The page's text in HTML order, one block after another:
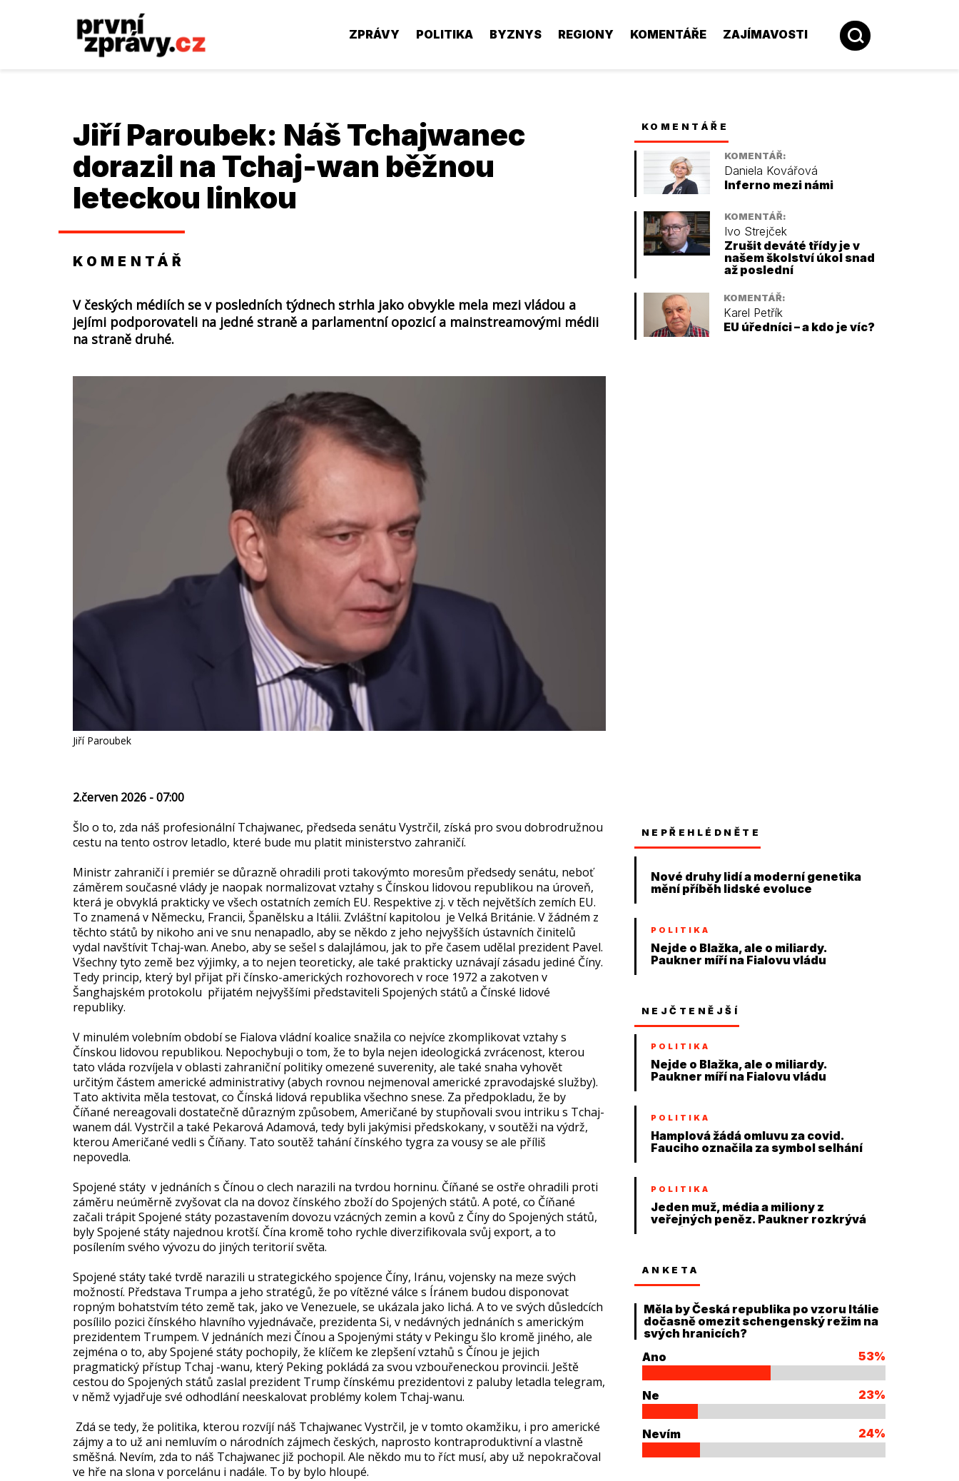
ZPRÁVY POLITIKA BYZNYS REGIONY KOMENTÁŘE ZAJÍMAVOSTI
Jiří Paroubek: Náš Tchajwanec
dorazil na Tchaj-wan běžnou
leteckou linkou
KOMENTÁŘ
V českých médiích se v posledních týdnech strhla jako obvykle mela mezi vládou a
jejími podporovateli na jedné straně a parlamentní opozicí a mainstreamovými médii
na straně druhé.
Jiří Paroubek
2.červen 2026 - 07:00
Šlo o to, zda náš profesionální Tchajwanec, předseda senátu Vystrčil, získá pro svou dobrodružnou
cestu na tento ostrov letadlo, které bude mu platit ministerstvo zahraničí.
Ministr zahraničí i premiér se důrazně ohradili proti takovýmto moresům předsedy senátu, neboť
záměrem současné vlády je naopak normalizovat vztahy s Čínskou lidovou republikou na úroveň,
která je obvyklá prakticky ve všech ostatních zemích EU. Respektive zj. v těch největších zemích EU.
To znamená v Německu, Francii, Španělsku a Itálii. Zvláštní kapitolou je Velká Británie. V žádném z
těchto států by nikoho ani ve snu nenapadlo, aby se někdo z jeho nejvyšších ústavních činitelů
vydal navštívit Tchaj-wan. Anebo, aby se sešel s dalajlámou, jak to pře časem udělal prezident Pavel.
Všechny tyto země bez výjimky, a to nejen teoreticky, ale také prakticky uznávají zásadu jediné Číny.
Tedy princip, který byl přijat při čínsko-amerických rozhovorech v roce 1972 a zakotven v
Šanghajském protokolu přijatém nejvyššími představiteli Spojených států a Čínské lidové
republiky.
V minulém volebním období se Fialova vládní koalice snažila co nejvíce zkomplikovat vztahy s
Čínskou lidovou republikou. Nepochybuji o tom, že to byla nejen ideologická zvrácenost, kterou
tato vláda rozvíjela v oblasti zahraniční politiky omezené suverenity, ale také snaha vyhovět
určitým částem americké administrativy (abych rovnou nejmenoval americké zpravodajské služby).
Tato aktivita měla testovat, co Čínská lidová republika všechno snese. Za předpokladu, že by
Číňané nereagovali dostatečně důrazným způsobem, Američané by stupňovali svou intriku s Tchaj-
wanem dál. Vystrčil a také Pekarová Adamová, tedy byli jakýmisi předskokany, v soutěži na výdrž,
kterou Američané vedli s Číňany. Tato soutěž tahání čínského tygra za vousy se ale příliš
nepovedla.
Spojené státy v jednáních s Čínou o clech narazili na tvrdou horninu. Číňané se ostře ohradili proti
záměru neúměrně zvyšovat cla na dovoz čínského zboží do Spojených států. A poté, co Číňané
začali trápit Spojené státy pozastavením dovozu vzácných zemin a kovů z Číny do Spojených států,
byly Spojené státy najednou krotší. Čína kromě toho rychle diverzifikovala svůj export, a to
posílením svého vývozu do jiných teritorií světa.
Spojené státy také tvrdě narazili u strategického spojence Číny, Iránu, vojensky na meze svých
možností. Představa Trumpa a jeho stratégů, že po vítězné válce s Íránem budou disponovat
ropným bohatstvím této země tak, jako ve Venezuele, se ukázala jako lichá. A to ve svých důsledcích
posílilo pozici čínského hlavního vyjednávače, prezidenta Si, v nedávných jednáních s americkým
prezidentem Trumpem. V jednáních mezi Čínou a Spojenými státy v Pekingu šlo kromě jiného, ale
zejména o to, aby Spojené státy pochopily, že klíčem ke zlepšení vztahů s Čínou je jejich
pragmatický přístup Tchaj -wanu, který Peking pokládá za svou vzbouřeneckou provincii. Ještě
cestou do Spojených států zaslal prezident Trump čínskému prezidentovi z paluby letadla telegram,
v němž vyjadřuje své odhodlání neeskalovat problémy kolem Tchaj-wanu.
Zdá se tedy, že politika, kterou rozvíjí náš Tchajwanec Vystrčil, je v tomto okamžiku, i pro americké
zájmy a to už ani nemluvím o národních zájmech českých, naprosto kontraproduktivní a vlastně
směšná. Nevím, zda to náš Tchajwanec již pochopil. Ale někdo mu to říct musí, aby už nepokračoval
ve hře na slona v porcelánu i nadále. To by bylo hloupé.
KOMENTÁŘE
KOMENTÁŘ:
Daniela Kovářová
Inferno mezi námi
KOMENTÁŘ:
Ivo Strejček
Zrušit deváté třídy je v
našem školství úkol snad
až poslední
KOMENTÁŘ:
Karel Petřík
EU úředníci – a kdo je víc?
NEPŘEHLÉDNĚTE
Nové druhy lidí a moderní genetika
mění příběh lidské evoluce
POLITIKA
Nejde o Blažka, ale o miliardy.
Paukner míří na Fialovu vládu
NEJČTENĚJŠÍ
POLITIKA
Nejde o Blažka, ale o miliardy.
Paukner míří na Fialovu vládu
POLITIKA
Hamplová žádá omluvu za covid.
Fauciho označila za symbol selhání
POLITIKA
Jeden muž, média a miliony z
veřejných peněz. Paukner rozkrývá
systém
ANKETA
Měla by Česká republika po vzoru Itálie
dočasně omezit schengenský režim na
svých hranicích?
Ano
53%
Ne 23%
Nevím 24%